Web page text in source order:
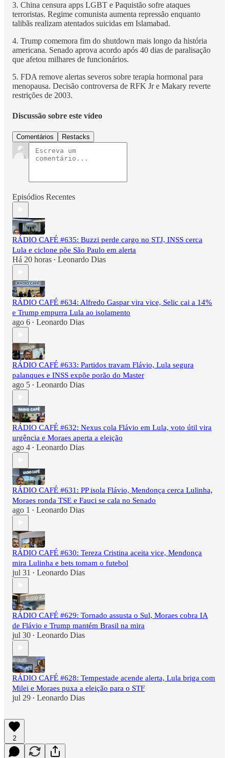
3. China censura apps LGBT e Paquistão sofre ataques
terroristas. Regime comunista aumenta repressão enquanto
talibãs realizam atentados suicidas em Islamabad.
4. Trump comemora fim do shutdown mais longo da história
americana. Senado aprova acordo após 40 dias de paralisação
que afetou milhares de funcionários.
5. FDA remove alertas severos sobre terapia hormonal para
menopausa. Decisão controversa de RFK Jr e Makary reverte
restrições de 2003.
Discussão sobre este vídeo
Comentários Restacks
Episódios Recentes
RÁDIO CAFÉ #635: Buzzi perde cargo no STJ, INSS cerca
Lula e ciclone põe São Paulo em alerta
Há 20 horas • Leonardo Dias
RÁDIO CAFÉ #634: Alfredo Gaspar vira vice, Selic cai a 14%
e Trump empurra Lula ao isolamento
ago 6 • Leonardo Dias
RÁDIO CAFÉ #633: Partidos travam Flávio, Lula segura
palanques e INSS expõe porão do Master
ago 5 • Leonardo Dias
RÁDIO CAFÉ #632: Nexus cola Flávio em Lula, voto útil vira
urgência e Moraes aperta a eleição
ago 4 • Leonardo Dias
RÁDIO CAFÉ #631: PP isola Flávio, Mendonça cerca Lulinha,
Moraes ronda TSE e Fauci se cala no Senado
ago 1 • Leonardo Dias
RÁDIO CAFÉ #630: Tereza Cristina aceita vice, Mendonça
mira Lulinha e bets tomam o futebol
jul 31 • Leonardo Dias
RÁDIO CAFÉ #629: Tornado assusta o Sul, Moraes cobra IA
de Flávio e Trump mantém Brasil na mira
jul 30 • Leonardo Dias
RÁDIO CAFÉ #628: Tempestade acende alerta, Lula briga com
Milei e Moraes puxa a eleição para o STF
jul 29 • Leonardo Dias
2